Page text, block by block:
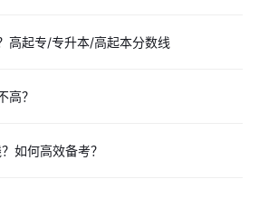
高起专/专升本/高起本分数线
高？
如何高效备考？